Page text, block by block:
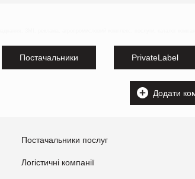
Постачальники PrivateLabel
Додати
Постачальники послуг
Логістичні компанії